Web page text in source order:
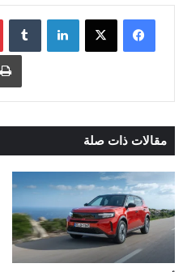
لينكدإن ‏Tumblr
مقالات ذات صلة